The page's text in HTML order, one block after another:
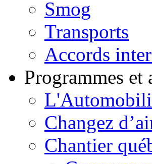
Smog
Transports
Accords
Programmes et
Changez
Chantier